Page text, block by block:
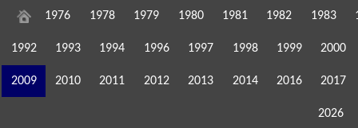
1976 1978 1979 1980 1981 1982 1983
1992 1993 1994 1996 1997 1998 1999 2000
2009 2010 2011 2012 2013 2014 2016 2017
2026